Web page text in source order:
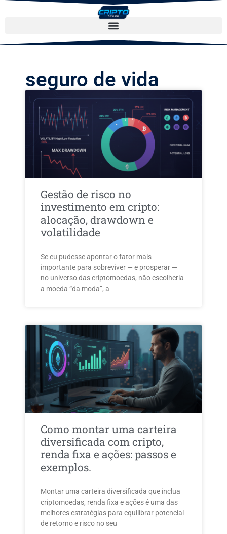
seguro de vida
Gestão de risco no
investimento em cripto:
alocação, drawdown e
volatilidade
Se eu pudesse apontar o fator mais
importante para sobreviver — e prosperar —
no universo das criptomoedas, não escolheria
a moeda “da moda”, a
Como montar uma carteira
diversificada com cripto,
renda fixa e ações: passos e
exemplos.
Montar uma carteira diversificada que inclua
criptomoedas, renda fixa e ações é uma das
melhores estratégias para equilibrar potencial
de retorno e risco no seu